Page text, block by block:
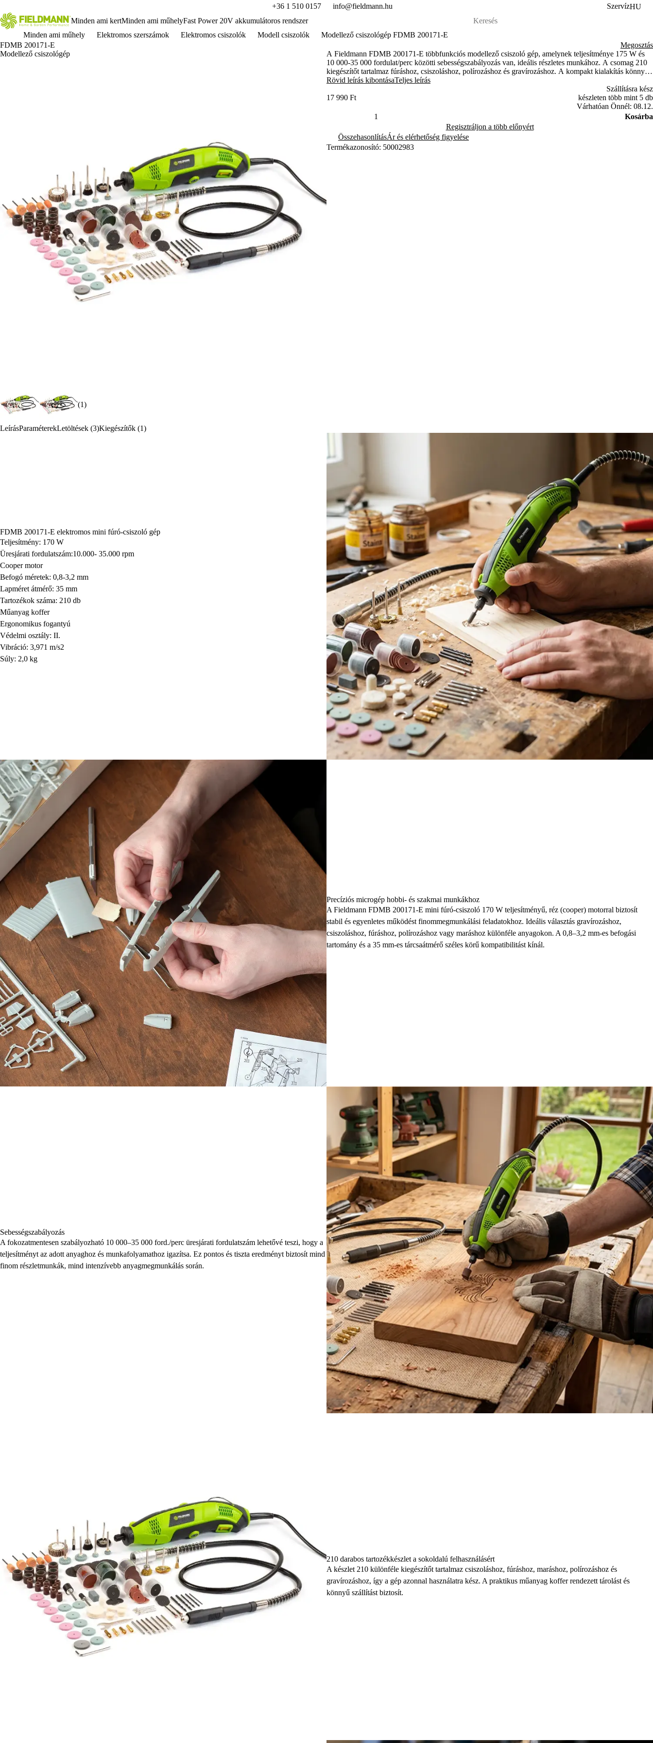
+36 1 510 0157 info@fieldmann.hu SzervízHU
Minden ami kertMinden ami műhelyFast Power 20V akkumulátoros rendszer
Minden ami műhely
Elektromos szerszámok Elektromos csiszolók Modell csiszolók
Modellező csiszológép FDMB 200171-E
FDMB 200171-E
Modellező csiszológép
(1)
Megosztás
A Fieldmann FDMB 200171-E többfunkciós modellező csiszoló gép, amelynek teljesítménye 175 W és
10 000-35 000 fordulat/perc közötti sebességszabályozás van, ideális részletes munkához. A csomag 210
kiegészítőt tartalmaz fúráshoz, csiszoláshoz, polírozáshoz és gravírozáshoz. A kompakt kialakítás könnyű
kezelhetőséget biztosít.
Rövid leírás kibontásaTeljes leírás
17 990 Ft
Szállításra kész
készleten több mint 5 db
Várhatóan Önnél: 08.12.
Kosárba
Regisztráljon a több előnyért
ÖsszehasonlításÁr és elérhetőség figyelése
Termékazonosító: 50002983
LeírásParaméterekLetöltések (3)Kiegészítők (1)
FDMB 200171-E elektromos mini fúró-csiszoló gép
Teljesítmény: 170 W
Üresjárati fordulatszám:10.000- 35.000 rpm
Cooper motor
Befogó méretek: 0,8-3,2 mm
Lapméret átmérő: 35 mm
Tartozékok száma: 210 db
Műanyag koffer
Ergonomikus fogantyú
Védelmi osztály: II.
Vibráció: 3,971 m/s2
Súly: 2,0 kg
Precíziós microgép hobbi- és szakmai munkákhoz
A Fieldmann FDMB 200171-E mini fúró-csiszoló 170 W teljesítményű, réz (cooper) motorral biztosít
stabil és egyenletes működést finommegmunkálási feladatokhoz. Ideális választás gravírozáshoz,
csiszoláshoz, fúráshoz, polírozáshoz vagy maráshoz különféle anyagokon. A 0,8–3,2 mm-es befogási
tartomány és a 35 mm-es tárcsaátmérő széles körű kompatibilitást kínál.
Sebességszabályozás
A fokozatmentesen szabályozható 10 000–35 000 ford./perc üresjárati fordulatszám lehetővé teszi, hogy a
teljesítményt az adott anyaghoz és munkafolyamathoz igazítsa. Ez pontos és tiszta eredményt biztosít mind
finom részletmunkák, mind intenzívebb anyagmegmunkálás során.
210 darabos tartozékkészlet a sokoldalú felhasználásért
A készlet 210 különféle kiegészítőt tartalmaz csiszoláshoz, fúráshoz, maráshoz, polírozáshoz és
gravírozáshoz, így a gép azonnal használatra kész. A praktikus műanyag koffer rendezett tárolást és
könnyű szállítást biztosít.